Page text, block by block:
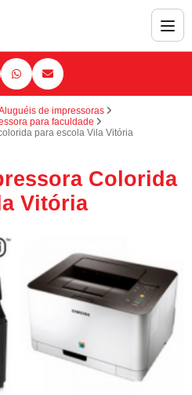
de impressoras
para faculdade
para escola Vila Vitória
Colorida
Vitória